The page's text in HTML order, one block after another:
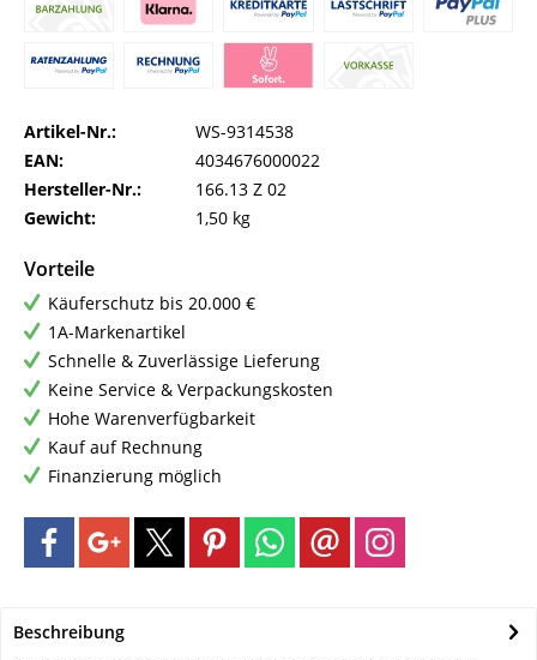
Artikel-Nr.:
WS-9314538
EAN:
4034676000022
Hersteller-Nr.:
166.13 Z 02
Gewicht:
1,50 kg
Vorteile
Käuferschutz bis 20.000 €
1A-Markenartikel
Schnelle & Zuverlässige Lieferung
Keine Service & Verpackungskosten
Hohe Warenverfügbarkeit
Kauf auf Rechnung
Finanzierung möglich
Beschreibung